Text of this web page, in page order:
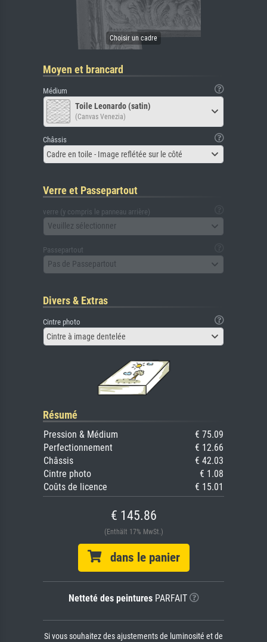
Moyen et brancard
Médium
Toile Leonardo (satin)
(Canvas Venezia)
Châssis
Cadre en toile - Image reflétée sur le côté
Verre et Passepartout
verre (y compris le panneau arrière)
Veuillez sélectionner
Passepartout
Pas de Passepartout
Divers & Extras
Cintre photo
Cintre à image dentelée
Résumé
Pression & Médium
€ 75.09
Perfectionnement
€ 12.66
Châssis
€ 42.03
Cintre photo
€ 1.08
Coûts de licence
€ 15.01
€ 145.86
(Enthält 17% MwSt.)
dans le panier
Netteté des peinturesPARFAIT
Si vous souhaitez des ajustements de luminosité et de